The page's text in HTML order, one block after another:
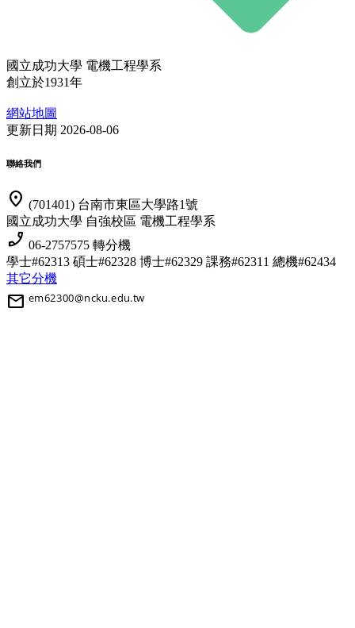
國立成功大學 電機工程學系
創立於1931年
網站地圖
更新日期 2026-08-06
聯絡我們
location_on (701401) 台南市東區大學路1號
國立成功大學 自強校區 電機工程學系
phone_enabled 06-2757575 轉分機
學士#62313 碩士#62328 博士#62329 課務#62311 總機#62434
其它分機
mail